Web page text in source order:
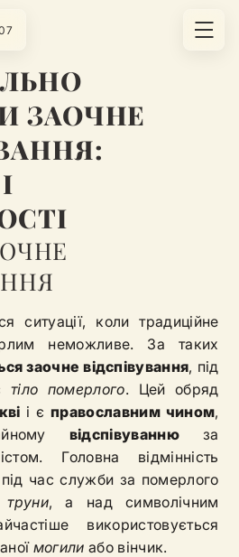
ЗАОЧНЕ
ситуації, коли традиційне
неможливе. За таких
заочне відспівування, під
тіло померлого. Цей обряд
і єправославним чином,
відспівуваннюза
Головна відмінність
час служби за померлого
труни, а над символічним
використовується
могили або вінчик.